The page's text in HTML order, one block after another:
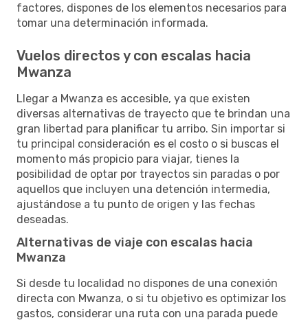
factores, dispones de los elementos necesarios para
tomar una determinación informada.
Vuelos directos y con escalas hacia
Mwanza
Llegar a Mwanza es accesible, ya que existen
diversas alternativas de trayecto que te brindan una
gran libertad para planificar tu arribo. Sin importar si
tu principal consideración es el costo o si buscas el
momento más propicio para viajar, tienes la
posibilidad de optar por trayectos sin paradas o por
aquellos que incluyen una detención intermedia,
ajustándose a tu punto de origen y las fechas
deseadas.
Alternativas de viaje con escalas hacia
Mwanza
Si desde tu localidad no dispones de una conexión
directa con Mwanza, o si tu objetivo es optimizar los
gastos, considerar una ruta con una parada puede